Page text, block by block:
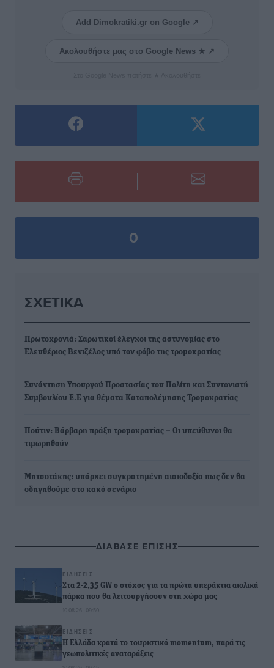
Add Dimokratiki.gr on Google ↗
Ακολουθήστε μας στο Google News ★ ↗
0
ΣΧΕΤΙΚΆ
Πρωτοχρονιά: Σαρωτικοί έλεγχοι της αστυνομίας στο
Ελευθέριος Βενιζέλος υπό τον φόβο της τρομοκρατίας
Συνάντηση Υπουργού Προστασίας του Πολίτη και Συντονιστή
Συμβουλίου Ε.Ε για θέματα Καταπολέμησης Τρομοκρατίας
Πούτιν: Βάρβαρη πράξη τρομοκρατίας – Οι υπεύθυνοι θα
τιμωρηθούν
Μητσοτάκης: υπάρχει συγκρατημένη αισιοδοξία πως δεν θα
οδηγηθούμε στο κακό σενάριο
ΔΙΑΒΑΣΕ ΕΠΙΣΗΣ
ΕΙΔΉΣΕΙΣ
Στα 2-2,35 GW ο στόχος για τα πρώτα υπεράκτια αιολικά
πάρκα που θα λειτουργήσουν στη χώρα μας
10.08.26 · 09:50
ΕΙΔΉΣΕΙΣ
Η Ελλάδα κρατά το τουριστικό momentum, παρά τις
γεωπολιτικές αναταράξεις